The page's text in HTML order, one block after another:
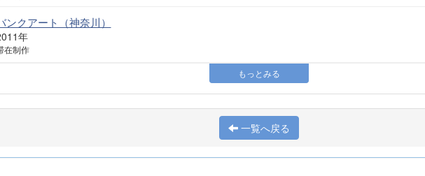
ンクアート（神奈川）
年
在制作
もっとみる
一覧へ戻る